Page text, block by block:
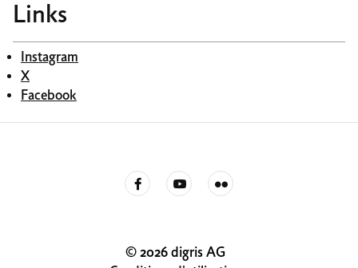
Links
Instagram
X
Facebook
© 2026 digris AG